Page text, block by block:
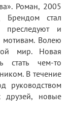
Роман, 2005
Брендом стал
преследуют и
мотивам. Волею
мир. Новая
стать чем-то
В течение
руководством
друзей, новые